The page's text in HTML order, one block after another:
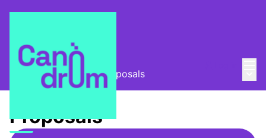
Taula Comunitària / Proposals
Proposals